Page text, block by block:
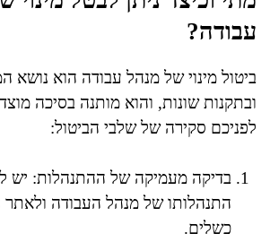
עבודה?
ביטול מינוי של מנהל עבודה הוא נושא
ובתקנות שונות, והוא מותנה בסיכה
לפניכם סקירה של שלבי הביטול:
בדיקה מעמיקה של ההתנהלות: יש
התנהלותו של מנהל העבודה ולאתר
כשלים.